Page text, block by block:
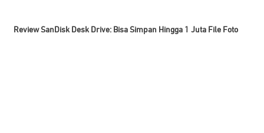
Review SanDisk Desk Drive: Bisa Simpan Hingga 1 Juta File Foto